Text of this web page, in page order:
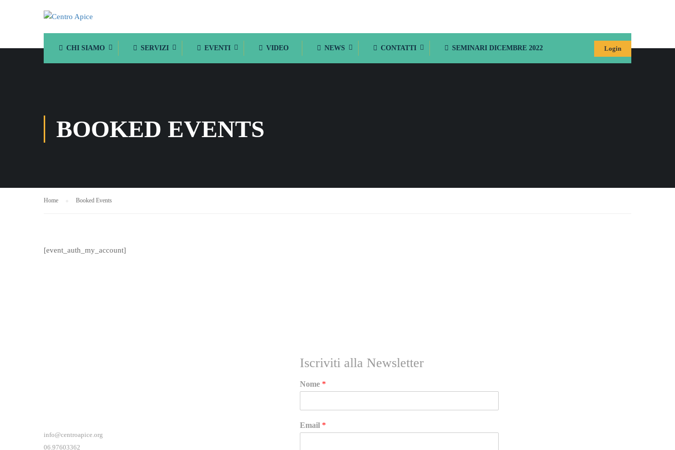
CHI SIAMO SERVIZI EVENTI VIDEO NEWS CONTATTI SEMINARI DICEMBRE 2022 Login
BOOKED EVENTS
Home Booked Events
[event_auth_my_account]
info@centroapice.org
06.97603362
Iscriviti alla Newsletter
Nome *
Email *